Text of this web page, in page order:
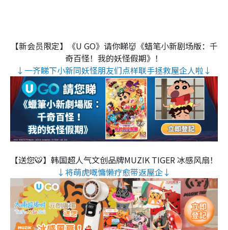
【新会员限定】《U GO》请你睇👹《蜡笔小新剧场版：千
奇百怪！我的妖怪假期》！
↓一齐睇下小新同妖怪朋友们点样联手拯救屋企人啦↓
【送您🐯】韩国超人气文创品牌MUZIK TIGER 冰感风扇！
↓将萌虎嘅慵懒疗愈带返屋企↓